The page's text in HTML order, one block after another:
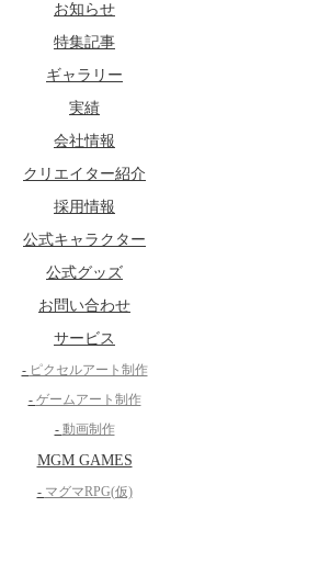
お知らせ
特集記事
ギャラリー
実績
会社情報
クリエイター紹介
採用情報
公式キャラクター
公式グッズ
お問い合わせ
サービス
- ピクセルアート制作
- ゲームアート制作
- 動画制作
MGM GAMES
- マグマRPG(仮)